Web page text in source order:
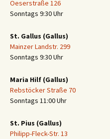
Oeserstraße 126
Sonntags 9:30 Uhr
St. Gallus (Gallus)
Mainzer Landstr. 299
Sonntags 9:30 Uhr
Maria Hilf (Gallus)
Rebstöcker Straße 70
Sonntags 11:00 Uhr
St. Pius (Gallus)
Philipp-Fleck-Str. 13